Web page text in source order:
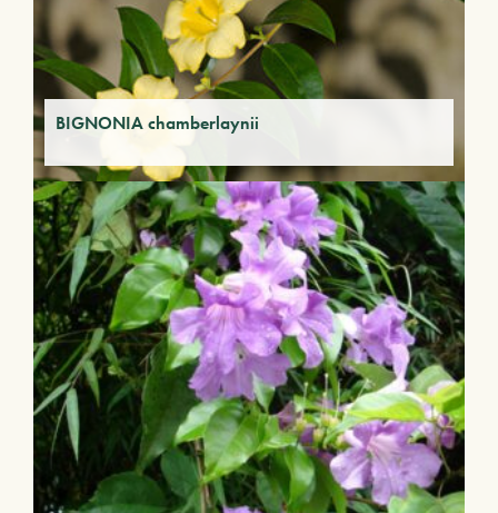
BIGNONIA chamberlaynii